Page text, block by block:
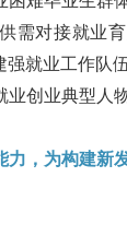
需对接就业
强就业工作队
创业典型人
力，为构建新